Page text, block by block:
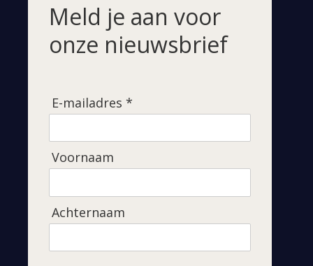
Meld je aan voor
onze nieuwsbrief
E-mailadres *
Voornaam
Achternaam